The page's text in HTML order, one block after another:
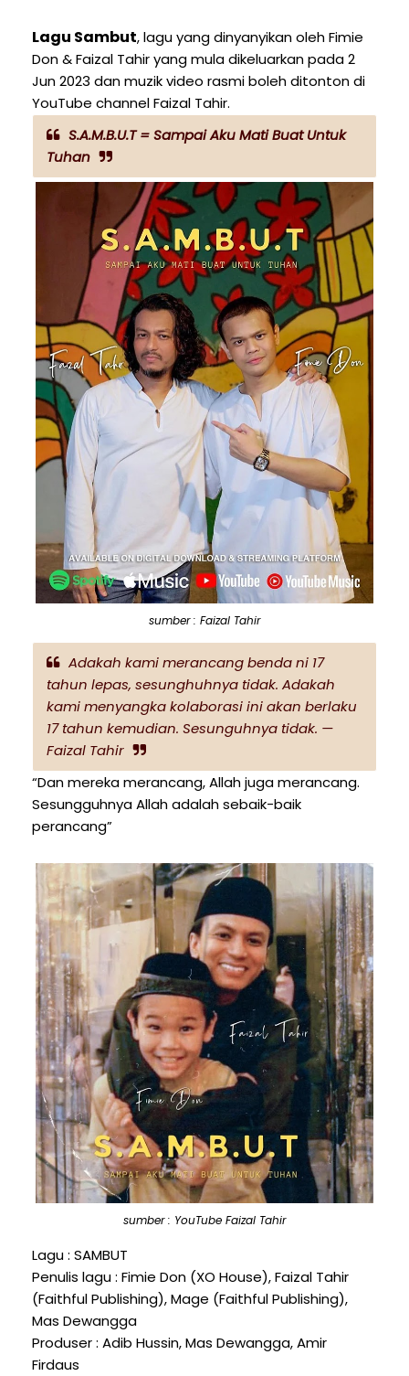
Lagu Sambut, lagu yang dinyanyikan oleh Fimie
Don & Faizal Tahir yang mula dikeluarkan pada 2
Jun 2023 dan muzik video rasmi boleh ditonton di
YouTube channel Faizal Tahir.
S.A.M.B.U.T = Sampai Aku Mati Buat Untuk
Tuhan
sumber : Faizal Tahir
Adakah kami merancang benda ni 17
tahun lepas, sesunghuhnya tidak. Adakah
kami menyangka kolaborasi ini akan berlaku
17 tahun kemudian. Sesunguhnya tidak. —
Faizal Tahir
“Dan mereka merancang, Allah juga merancang.
Sesungguhnya Allah adalah sebaik-baik
perancang”
sumber : YouTube Faizal Tahir
Lagu : SAMBUT
Penulis lagu : Fimie Don (XO House), Faizal Tahir
(Faithful Publishing), Mage (Faithful Publishing),
Mas Dewangga
Produser : Adib Hussin, Mas Dewangga, Amir
Firdaus